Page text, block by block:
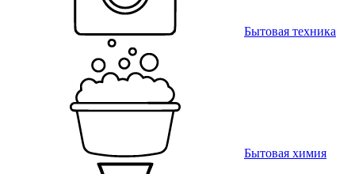
Бытовая техника
Бытовая химия